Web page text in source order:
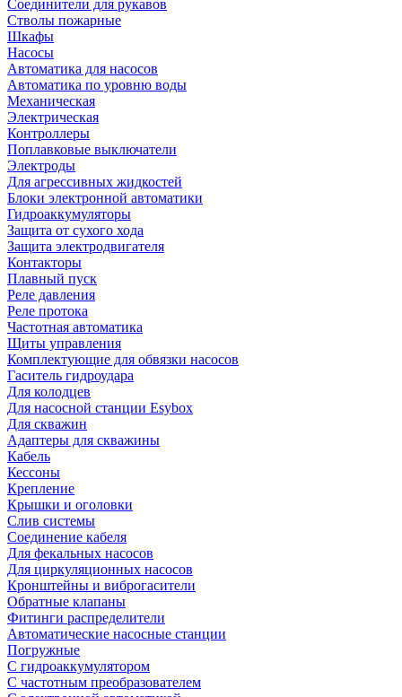
Соединители для рукавов
Стволы пожарные
Шкафы
Насосы
Автоматика для насосов
Автоматика по уровню воды
Механическая
Электрическая
Контроллеры
Поплавковые выключатели
Электроды
Для агрессивных жидкостей
Блоки электронной автоматики
Гидроаккумуляторы
Защита от сухого хода
Защита электродвигателя
Контакторы
Плавный пуск
Реле давления
Реле протока
Частотная автоматика
Щиты управления
Комплектующие для обвязки насосов
Гаситель гидроудара
Для колодцев
Для насосной станции Esybox
Для скважин
Адаптеры для скважины
Кабель
Кессоны
Крепление
Крышки и оголовки
Слив системы
Соединение кабеля
Для фекальных насосов
Для циркуляционных насосов
Кронштейны и виброгасители
Обратные клапаны
Фитинги распределители
Автоматические насосные станции
Погружные
С гидроаккумулятором
С частотным преобразователем